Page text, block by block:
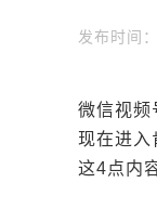
发布时间
微信视频
现在进入
这4点内